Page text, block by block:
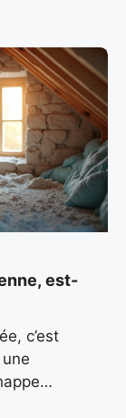
est-
c’est